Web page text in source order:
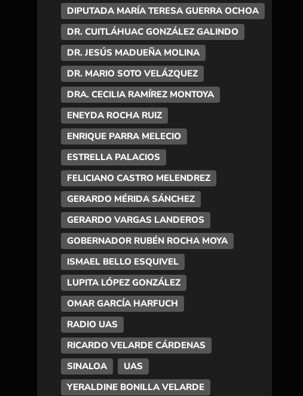
DIPUTADA MARÍA TERESA GUERRA OCHOA
DR. CUITLÁHUAC GONZÁLEZ GALINDO
DR. JESÚS MADUEÑA MOLINA
DR. MARIO SOTO VELÁZQUEZ
DRA. CECILIA RAMÍREZ MONTOYA
ENEYDA ROCHA RUIZ
ENRIQUE PARRA MELECIO
ESTRELLA PALACIOS
FELICIANO CASTRO MELENDREZ
GERARDO MÉRIDA SÁNCHEZ
GERARDO VARGAS LANDEROS
GOBERNADOR RUBÉN ROCHA MOYA
ISMAEL BELLO ESQUIVEL
LUPITA LÓPEZ GONZÁLEZ
OMAR GARCÍA HARFUCH
RADIO UAS
RICARDO VELARDE CÁRDENAS
SINALOA
UAS
YERALDINE BONILLA VELARDE